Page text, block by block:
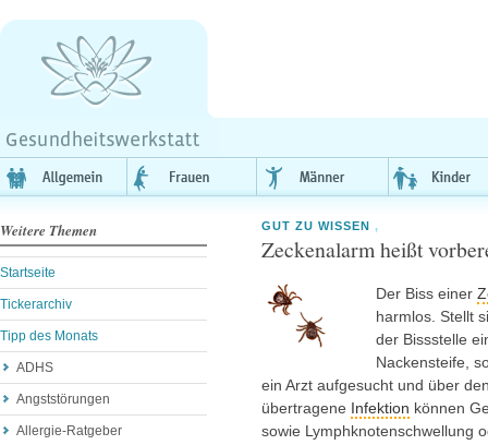
Weitere Themen
Startseite
Tickerarchiv
Tipp des Monats
ADHS
Angststörungen
Allergie-Ratgeber
GUT ZU WISSEN ,
Zeckenalarm heißt
Der Biss einer
harmlos. Stellt
der Bissstelle
Nackensteife,
ein Arzt aufgesucht und über
übertragene Infektion können
sowie Lymphknotenschwellung